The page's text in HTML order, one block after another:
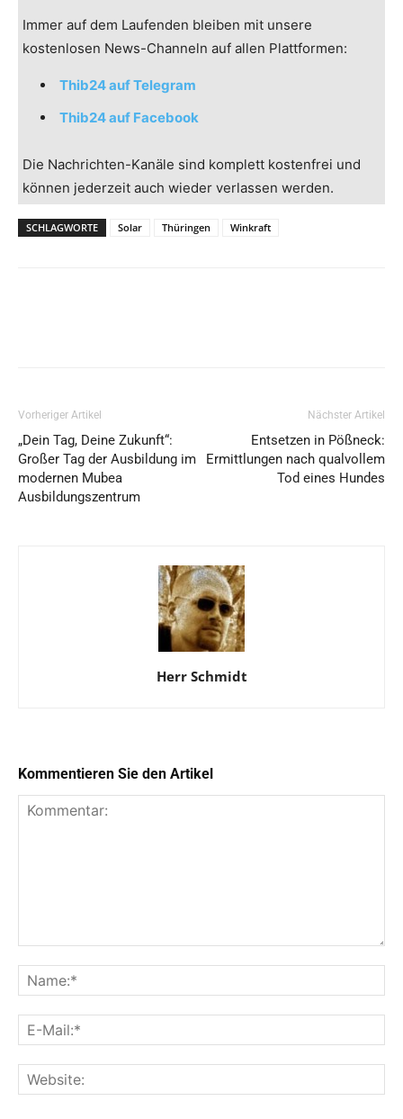
Immer auf dem Laufenden bleiben mit unsere
kostenlosen News-Channeln auf allen Plattformen:
Thib24 auf Telegram
Thib24 auf Facebook
Die Nachrichten-Kanäle sind komplett kostenfrei und
können jederzeit auch wieder verlassen werden.
SCHLAGWORTE Solar Thüringen Winkraft
Vorheriger Artikel
„Dein Tag, Deine Zukunft“:
Großer Tag der Ausbildung im
modernen Mubea
Ausbildungszentrum
Nächster Artikel
Entsetzen in Pößneck:
Ermittlungen nach qualvollem
Tod eines Hundes
Herr Schmidt
Kommentieren Sie den Artikel